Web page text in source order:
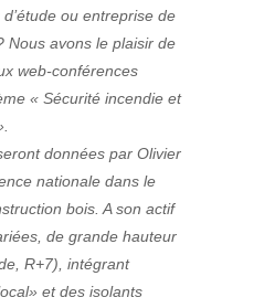
ou entreprise de
Nous avons le plaisir de
web-conférences
« Sécurité incendie et
données par Olivier
nationale dans le
bois. A son actif
de grande hauteur
R+7), intégrant
et des isolants